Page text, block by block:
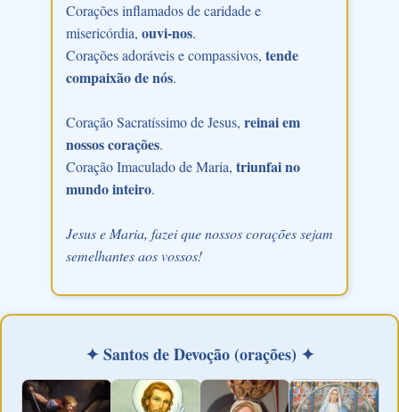
Corações inflamados de caridade e
misericórdia, ouvi-nos.
Corações adoráveis e compassivos, tende
compaixão de nós.
Coração Sacratíssimo de Jesus, reinai em
nossos corações.
Coração Imaculado de Maria, triunfai no
mundo inteiro.
Jesus e Maria, fazei que nossos corações sejam
semelhantes aos vossos!
✦ Santos de Devoção (orações) ✦